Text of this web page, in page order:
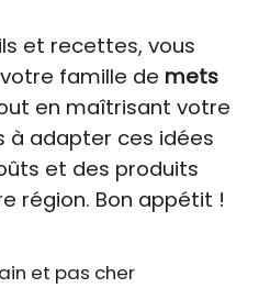
et recettes, vous
famille de mets
en maîtrisant votre
à adapter ces idées
et des produits
région. Bon appétit !
et pas cher